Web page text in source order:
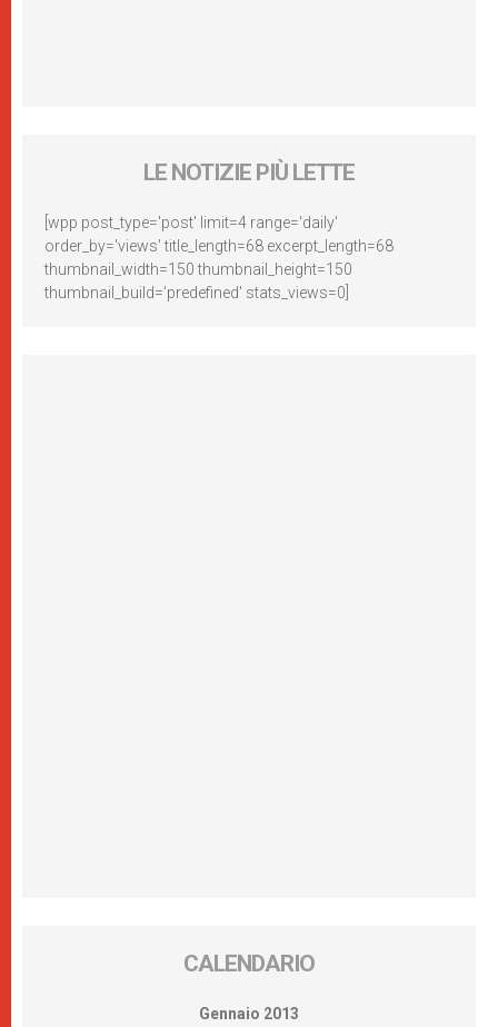
LE NOTIZIE PIÙ LETTE
[wpp post_type='post' limit=4 range='daily'
order_by='views' title_length=68 excerpt_length=68
thumbnail_width=150 thumbnail_height=150
thumbnail_build='predefined' stats_views=0]
CALENDARIO
Gennaio 2013